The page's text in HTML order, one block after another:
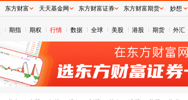
期指 期权 行情 数据 全球 美股 港股 期货 外汇
东方财富 天天基金网 东方财富证券 东方财富期货 妙想